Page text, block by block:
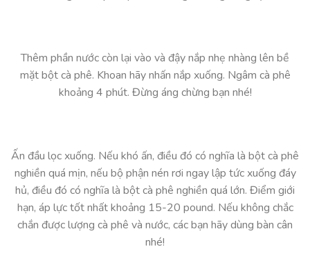
Thêm phần nước còn lại vào và đậy nắp nhẹ nhàng lên bề
mặt bột cà phê. Khoan hãy nhấn nắp xuống. Ngâm cà phê
khoảng 4 phút. Đừng áng chừng bạn nhé!
Ấn đầu lọc xuống. Nếu khó ấn, điều đó có nghĩa là bột cà phê
nghiền quá mịn, nếu bộ phận nén rơi ngay lập tức xuống đáy
hủ, điều đó có nghĩa là bột cà phê nghiền quá lớn. Điểm giới
hạn, áp lực tốt nhất khoảng 15-20 pound. Nếu không chắc
chắn được lượng cà phê và nước, các bạn hãy dùng bàn cân
nhé!